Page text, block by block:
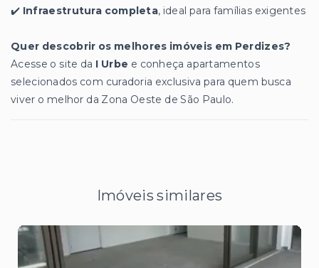
✔️ Infraestrutura completa, ideal para famílias exigentes
Quer descobrir os melhores imóveis em Perdizes?
Acesse o site da I Urbe e conheça apartamentos
selecionados com curadoria exclusiva para quem busca
viver o melhor da Zona Oeste de São Paulo.
Imóveis similares